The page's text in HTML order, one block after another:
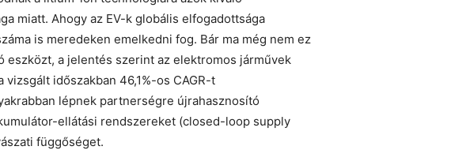
miatt. Ahogy az EV-k globális elfogadottsága
is meredeken emelkedni fog. Bár ma még nem ez
eszközt, a jelentés szerint az elektromos járművek
időszakban 46,1%-os CAGR-t
lépnek partnerségre újrahasznosító
ellátási rendszereket (closed-loop supply
függőséget.